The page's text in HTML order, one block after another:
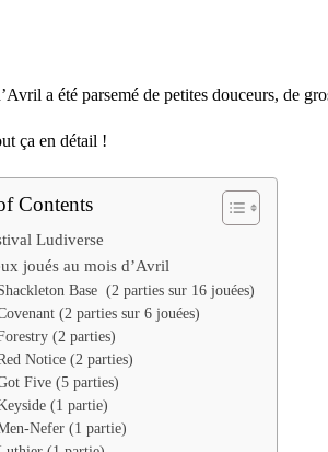
a été parsemé de petites douceurs, de
ça en détail !
Contents
Ludiverse
joués au mois d’Avril
Base (2 parties sur 16 jouées)
(2 parties sur 6 jouées)
(2 parties)
Notice (2 parties)
Five (5 parties)
(1 partie)
Nefer (1 partie)